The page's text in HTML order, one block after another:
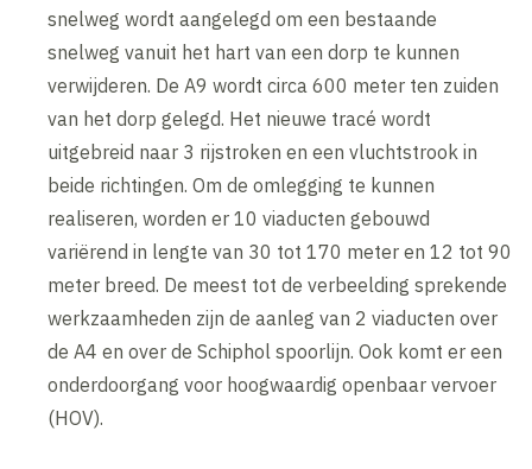
snelweg wordt aangelegd om een bestaande
snelweg vanuit het hart van een dorp te kunnen
verwijderen. De A9 wordt circa 600 meter ten zuiden
van het dorp gelegd. Het nieuwe tracé wordt
uitgebreid naar 3 rijstroken en een vluchtstrook in
beide richtingen. Om de omlegging te kunnen
realiseren, worden er 10 viaducten gebouwd
variërend in lengte van 30 tot 170 meter en 12 tot 90
meter breed. De meest tot de verbeelding sprekende
werkzaamheden zijn de aanleg van 2 viaducten over
de A4 en over de Schiphol spoorlijn. Ook komt er een
onderdoorgang voor hoogwaardig openbaar vervoer
(HOV).